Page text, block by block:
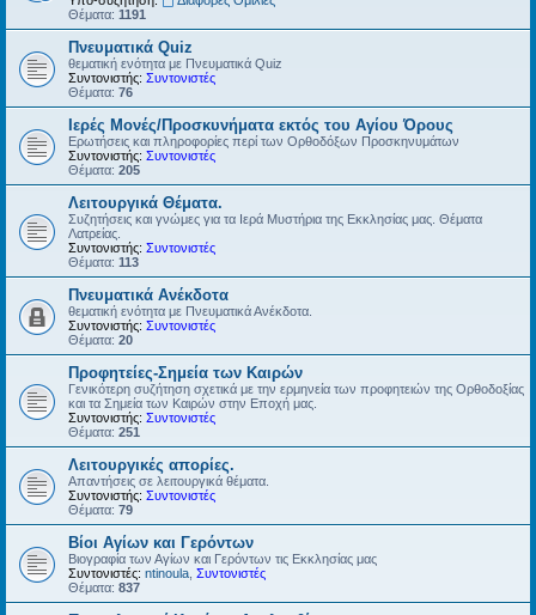
Θέματα: 1191
Πνευματικά Quiz
θεματική ενότητα με Πνευματικά Quiz
Συντονιστής: Συντονιστές
Θέματα: 76
Ιερές Μονές/Προσκυνήματα εκτός του Αγίου Όρους
Ερωτήσεις και πληροφορίες περί των Ορθοδόξων Προσκηνυμάτων
Συντονιστής: Συντονιστές
Θέματα: 205
Λειτουργικά Θέματα.
Συζητήσεις και γνώμες για τα Ιερά Μυστήρια της Εκκλησίας μας. Θέματα
Λατρείας.
Συντονιστής: Συντονιστές
Θέματα: 113
Πνευματικά Ανέκδοτα
θεματική ενότητα με Πνευματικά Ανέκδοτα.
Συντονιστής: Συντονιστές
Θέματα: 20
Προφητείες-Σημεία των Καιρών
Γενικότερη συζήτηση σχετικά με την ερμηνεία των προφητειών της Ορθοδοξίας
και τα Σημεία των Καιρών στην Εποχή μας.
Συντονιστής: Συντονιστές
Θέματα: 251
Λειτουργικές απορίες.
Απαντήσεις σε λειτουργικά θέματα.
Συντονιστής: Συντονιστές
Θέματα: 79
Βίοι Αγίων και Γερόντων
Βιογραφία των Αγίων και Γερόντων τις Εκκλησίας μας
Συντονιστές: ntinoula Συντονιστές
Θέματα: 837